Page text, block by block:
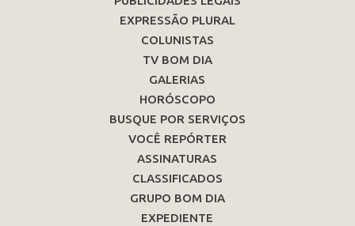
EXPRESSÃO PLURAL
COLUNISTAS
TV BOM DIA
GALERIAS
HORÓSCOPO
BUSQUE POR SERVIÇOS
VOCÊ REPÓRTER
ASSINATURAS
CLASSIFICADOS
GRUPO BOM DIA
EXPEDIENTE